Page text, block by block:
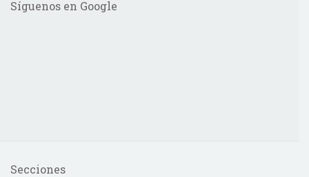
Síguenos en Google
Secciones